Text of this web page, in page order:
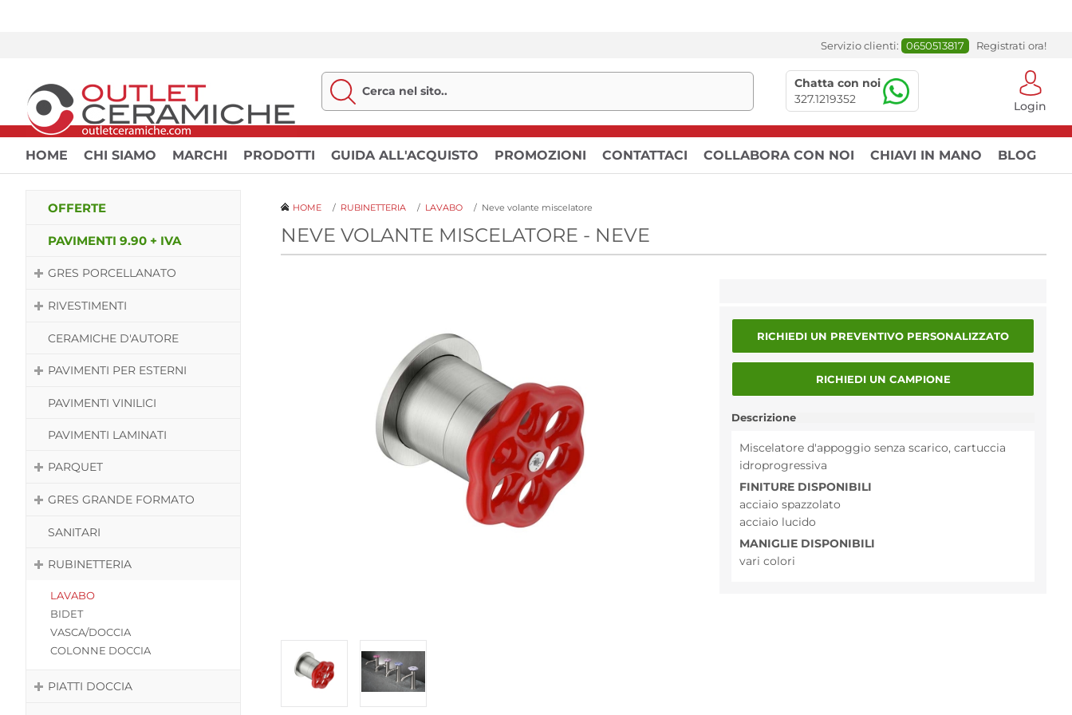
Servizio clienti: 0650513817 Registrati ora!
Chatta con noi
327.1219352
Login
HOME CHI SIAMO MARCHI PRODOTTI GUIDA ALL'ACQUISTO PROMOZIONI CONTATTACI COLLABORA CON NOI CHIAVI IN MANO BLOG
OFFERTE
PAVIMENTI 9.90 + IVA
GRES PORCELLANATO
RIVESTIMENTI
CERAMICHE D'AUTORE
PAVIMENTI PER ESTERNI
PAVIMENTI VINILICI
PAVIMENTI LAMINATI
PARQUET
GRES GRANDE FORMATO
SANITARI
RUBINETTERIA
LAVABO
BIDET
VASCA/DOCCIA
COLONNE DOCCIA
PIATTI DOCCIA
HOME / RUBINETTERIA / LAVABO / Neve volante miscelatore
NEVE VOLANTE MISCELATORE - NEVE
RICHIEDI UN PREVENTIVO PERSONALIZZATO
RICHIEDI UN CAMPIONE
Descrizione
Miscelatore d'appoggio senza scarico, cartuccia
idroprogressiva
FINITURE DISPONIBILI
acciaio spazzolato
acciaio lucido
MANIGLIE DISPONIBILI
vari colori